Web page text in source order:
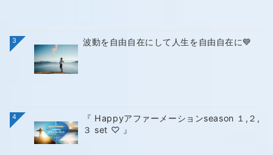
3 波動を自由自在にして人生を自由自在に💙
4
『 Happyアファーメーションseason １,２,
３ set ♡ 』